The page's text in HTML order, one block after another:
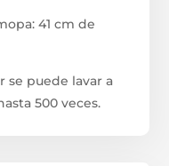
41 cm de
se puede lavar a
500 veces.